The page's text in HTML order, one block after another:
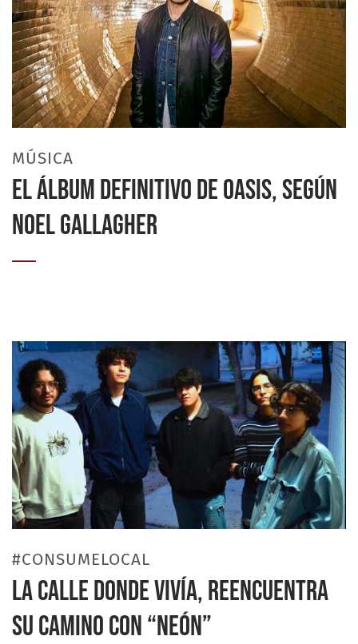
MÚSICA
EL ÁLBUM DEFINITIVO DE OASIS, SEGÚN
NOEL GALLAGHER
#CONSUMELOCAL
LA CALLE DONDE VIVÍA, REENCUENTRA
SU CAMINO CON “NEÓN”